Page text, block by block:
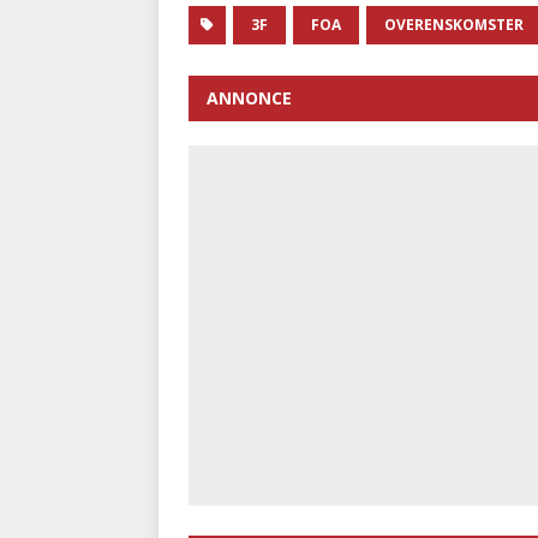
3F FOA OVERENSKOMSTER
ANNONCE